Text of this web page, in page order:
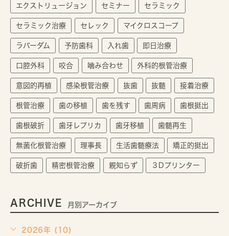
エクストリュージョン セミナー セラミック
セラミック治療 セレック マイクロスコープ
ラバーダム 予防歯科 入れ歯 即日治療
口腔外科 咬合 噛み合わせ 外科的根管治療
意図的再植 感染根管治療 抜歯 抜髄 接着治療
根管治療 歯の移植 歯を残す 歯周病 歯根挺出
歯根破折 歯牙レプリカ 歯牙移植 歯髄再生
無菌化根管治療 理事長 生活歯髄療法 矯正的挺出
破折歯 精密根管治療 親知らず ３Dプリンター
ARCHIVE 月別アーカイブ
2026年 (10)